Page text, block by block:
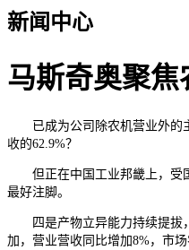
新闻中心
马斯奇奥聚焦
已成为公司除农机营业外的主
收的62.9%？
但正在中国工业邦畿上，受国
最好注脚。
四是产物立异能力持续提拔，
加，营业营收同比增加8%，市